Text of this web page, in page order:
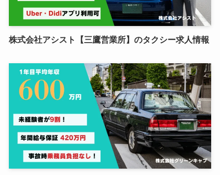
株式会社アシスト【三鷹営業所】のタクシー求人情報